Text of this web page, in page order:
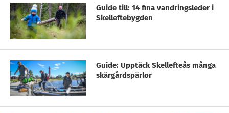
Guide till: 14 fina vandringsleder i
Skelleftebygden
Guide: Upptäck Skellefteås många
skärgårdspärlor